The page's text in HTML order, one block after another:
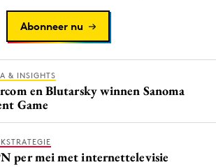
Abonneer nu
& INSIGHTS
en Blutarsky winnen Sanoma
Game
per mei met internettelevisie